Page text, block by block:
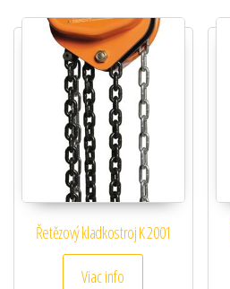
Řetězový kladkostroj K 2001
Viac info